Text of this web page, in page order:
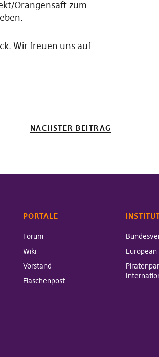
Orangensaft zum
Wir freuen uns auf
NÄCHSTER BEITRAG
PORTALE
Forum
Wiki
Vorstand
Flaschenpost
European